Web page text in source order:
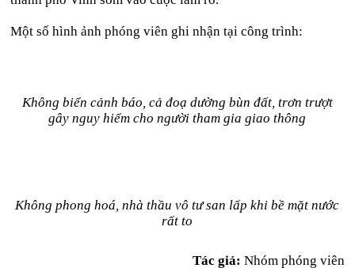
Một số hình ảnh phóng viên ghi nhận tại công trình:
Không biển cảnh báo, cả đoạ dường bùn đất, trơn trượt
gây nguy hiểm cho người tham gia giao thông
Không phong hoá, nhà thầu vô tư san lấp khi bề mặt nước
rất to
Tác giả: Nhóm phóng viên